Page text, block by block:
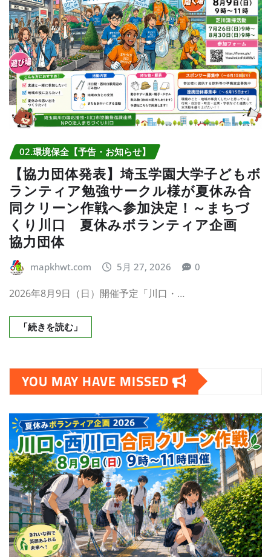
02.環境保全【予告・お知らせ】
【協力団体発表】埼玉学園大学子どもボ
ランティア勉強サークル様が夏休み合
同クリーン作戦へ参加決定！～まちづ
くり川口 夏休みボランティア企画
協力団体
mapkhwt.com 5月 27, 2026 0
2026年8月9日（日）開催予定「川口・…
「続きを読む」
YOU MAY HAVE MISSED